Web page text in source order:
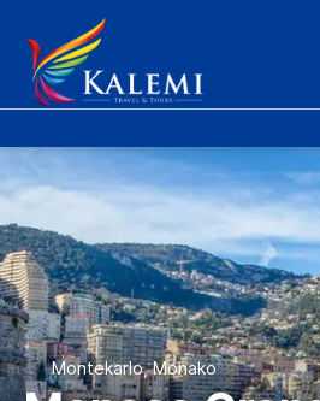
Montekarlo, Monako